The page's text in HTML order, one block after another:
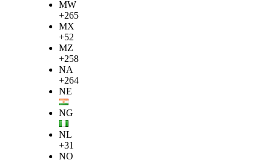
MW
+265
MX
+52
MZ
+258
NA
+264
NE
NG
NL
+31
NO